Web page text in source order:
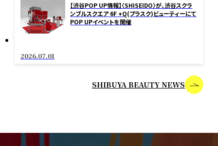
【渋谷POP UP情報】〈SHISEIDO〉が、渋谷スクラ
ンブルスクエア 6F +Q(プラスク)ビューティーにて
POP UPイベントを開催
2026.07.01
SHIBUYA BEAUTY NEWS